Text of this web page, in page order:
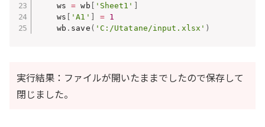
    ws
= wb [ 'Sheet1' ]
    ws
[ 'A1' ] =
1
    wb
. save ( 'C:/Utatane/input.xlsx' )
実行結果：ファイルが開いたままでしたので保存して
閉じました。